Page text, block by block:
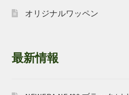
オリジナルワッペン
最新情報